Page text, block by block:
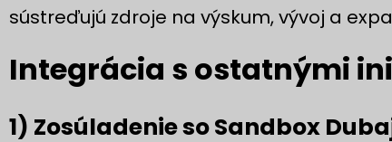
sústreďujú zdroje na výskum, vývoj a
Integrácia s ostatnými
1) Zosúladenie so Sandbox